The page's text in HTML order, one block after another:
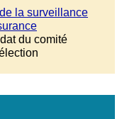
la surveillance
du comité